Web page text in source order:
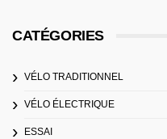
CATÉGORIES
VÉLO TRADITIONNEL
VÉLO ÉLECTRIQUE
ESSAI